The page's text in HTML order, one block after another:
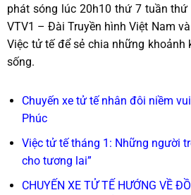
phát sóng lúc 20h10 thứ 7 tuần thứ
VTV1 – Đài Truyền hình Việt Nam
Việc tử tế để sẻ chia những khoảnh
sống.
Chuyến xe tử tế nhân đôi niềm
Phúc
Việc tử tế tháng 1: Những người
cho tương lai”
CHUYẾN XE TỬ TẾ HƯỚNG VỀ